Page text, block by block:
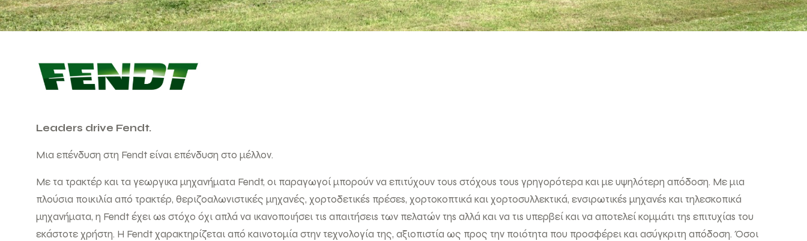
Leaders drive Fendt.
Μια επένδυση στη Fendt είναι επένδυση στο μέλλον.
Με τα τρακτέρ και τα γεωργικα μηχανήματα Fendt, οι παραγωγοί μπορούν να επιτύχουν τουs στόχουs τουs γρηγορότερα και με υψηλότερη απόδοση. Με μια
πλούσια ποικιλία από τρακτέρ, θεριζοαλωνιστικές μηχανές, χορτοδετικέs πρέσεs, χορτοκοπτικά και χορτοσυλλεκτικά, ενσιρωτικέs μηχανέs και τηλεσκοπικά
μηχανήματα, η Fendt έχει ωs στόχο όχι απλά να ικανοποιήσει τιs απαιτήσειs των πελατών τηs αλλά και να τιs υπερβεί και να αποτελεί κομμάτι τηs επιτυχίαs του
εκάστοτε χρήστη. Η Fendt χαρακτηρίζεται από καινοτομία στην τεχνολογία της, αξιοπιστία ως προς την ποιότητα που προσφέρει και ασύγκριτη απόδοση. Όσοι